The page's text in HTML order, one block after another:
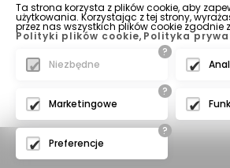
Ta strona korzysta z plików cookie, aby
użytkowania. Korzystając z tej strony,
przez nas wszystkich plików cookie zgodnie
Polityki plików cookie, Polityka
?
Niezbędne
?
Marketingowe
?
Preferencje